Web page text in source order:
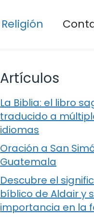
Religión
Artículos
La Biblia: el libro
traducido a
idiomas
Oración a San
Guatemala
Descubre el
bíblico de Aldair y
importancia en la